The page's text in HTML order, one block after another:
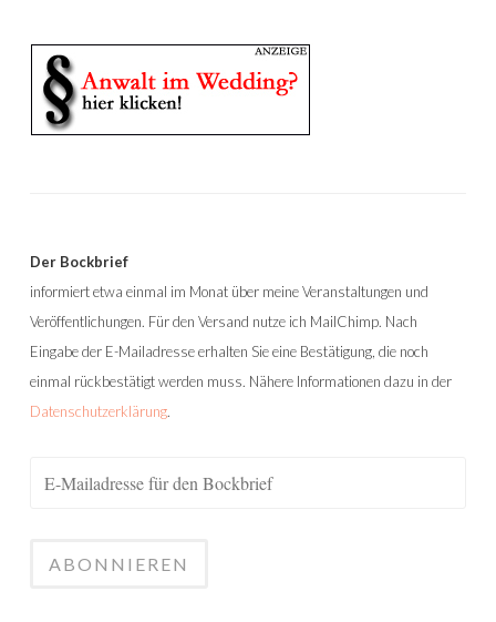
Der Bockbrief
informiert etwa einmal im Monat über meine Veranstaltungen und
Veröffentlichungen. Für den Versand nutze ich MailChimp. Nach
Eingabe der E-Mailadresse erhalten Sie eine Bestätigung, die noch
einmal rückbestätigt werden muss. Nähere Informationen dazu in der
Datenschutzerklärung.